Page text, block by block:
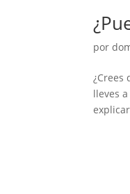
por
lleves